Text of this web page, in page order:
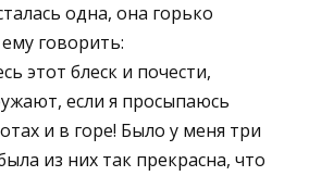
одна, она горько
говорить:
этот блеск и почести,
если я просыпаюсь
и в горе! Было у меня три
из них так прекрасна, что